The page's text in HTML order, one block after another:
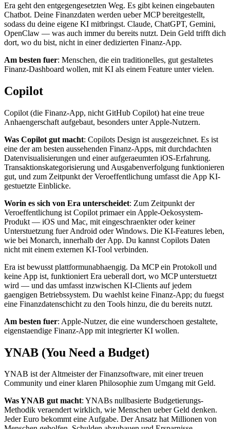
Era geht den entgegengesetzten Weg. Es gibt keinen eingebauten
Chatbot. Deine Finanzdaten werden ueber MCP bereitgestellt,
sodass du deine eigene KI mitbringst. Claude, ChatGPT, Gemini,
OpenClaw — was auch immer du bereits nutzt. Dein Geld trifft dich
dort, wo du bist, nicht in einer dedizierten Finanz-App.
Am besten fuer: Menschen, die ein traditionelles, gut gestaltetes
Finanz-Dashboard wollen, mit KI als einem Feature unter vielen.
Copilot
Copilot (die Finanz-App, nicht GitHub Copilot) hat eine treue
Anhaengerschaft aufgebaut, besonders unter Apple-Nutzern.
Was Copilot gut macht: Copilots Design ist ausgezeichnet. Es ist
eine der am besten aussehenden Finanz-Apps, mit durchdachten
Datenvisualisierungen und einer aufgeraeumten iOS-Erfahrung.
Transaktionskategorisierung und Ausgabenverfolgung funktionieren
gut, und zum Zeitpunkt der Veroeffentlichung umfasst die App KI-
gestuetzte Einblicke.
Worin es sich von Era unterscheidet: Zum Zeitpunkt der
Veroeffentlichung ist Copilot primaer ein Apple-Oekosystem-
Produkt — iOS und Mac, mit eingeschraenkter oder keiner
Unterstuetzung fuer Android oder Windows. Die KI-Features leben,
wie bei Monarch, innerhalb der App. Du kannst Copilots Daten
nicht mit einem externen KI-Tool verbinden.
Era ist bewusst plattformunabhaengig. Da MCP ein Protokoll und
keine App ist, funktioniert Era ueberall dort, wo MCP unterstuetzt
wird — und das umfasst inzwischen KI-Clients auf jedem
gaengigen Betriebssystem. Du waehlst keine Finanz-App; du fuegst
eine Finanzdatenschicht zu den Tools hinzu, die du bereits nutzt.
Am besten fuer: Apple-Nutzer, die eine wunderschoen gestaltete,
eigenstaendige Finanz-App mit integrierter KI wollen.
YNAB (You Need a Budget)
YNAB ist der Altmeister der Finanzsoftware, mit einer treuen
Community und einer klaren Philosophie zum Umgang mit Geld.
Was YNAB gut macht: YNABs nullbasierte Budgetierungs-
Methodik veraendert wirklich, wie Menschen ueber Geld denken.
Jeder Euro bekommt eine Aufgabe. Der Ansatz hat Millionen von